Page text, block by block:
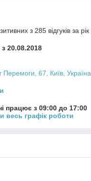
з 285 відгуків за рік
20.08.2018
Перемоги, 67, Київ, Україна
працює з 09:00 до 17:00
весь графік роботи